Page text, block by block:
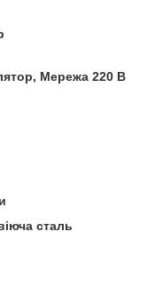
Мережа 220 В
сталь